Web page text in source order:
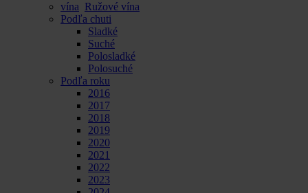
Ružové vína
Podľa chuti
Sladké
Suché
Polosladké
Polosuché
Podľa roku
2016
2017
2018
2019
2020
2021
2022
2023